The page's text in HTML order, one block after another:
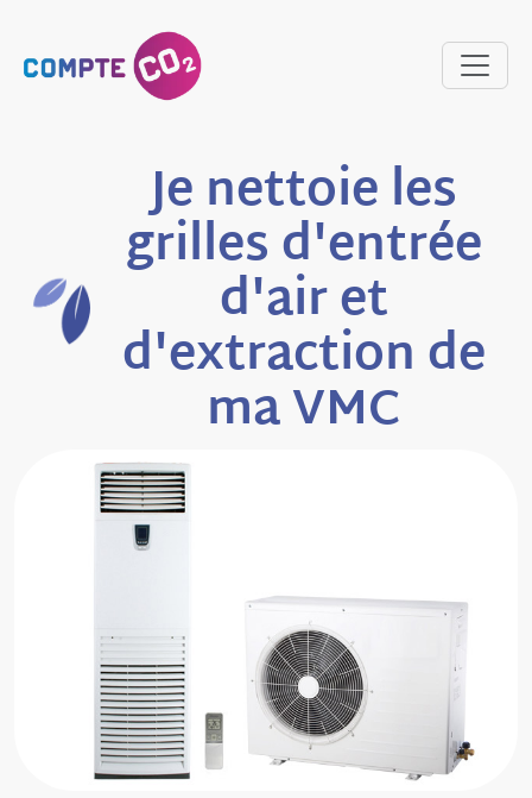
Je nettoie les
grilles d'entrée
d'air et
d'extraction de
ma VMC